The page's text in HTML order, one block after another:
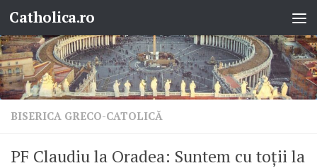
Skip to content
Catholica.ro
BISERICA GRECO-CATOLICĂ
PF Claudiu la Oradea: Suntem cu toții la